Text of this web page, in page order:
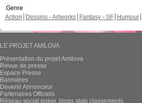
Genre
Action
Dessins - Artworks Fantasy - SF Humour
LE PROJET AMILOVA
Présentation du projet Amilova
Revue de presse
Espace Presse
Bannières
Devenir Annonceur
Partenaires Officiels
Réseau social poker, blogs stats classements